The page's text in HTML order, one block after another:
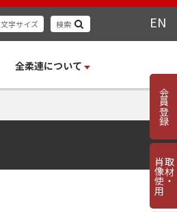
文字サイズ 検索 EN
全柔連について
会員登録
取材・
肖像使用